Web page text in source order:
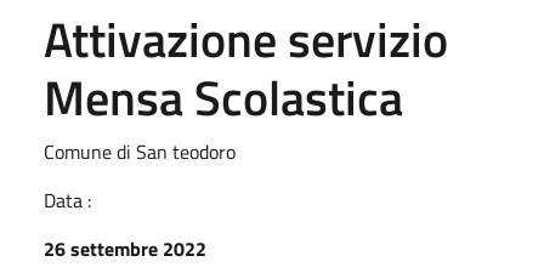
Attivazione servizio
Mensa Scolastica
Comune di San teodoro
Data :
26 settembre 2022